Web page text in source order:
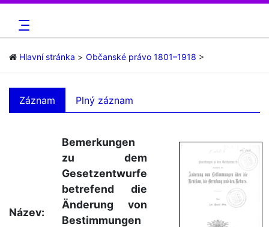
Hlavní stránka Občanské právo 1801–1918
Záznam Plný záznam
Název:
Bemerkungen
zu dem
Gesetzentwurfe
betrefend die
Änderung von
Bestimmungen